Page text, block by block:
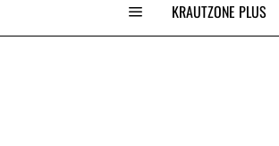
KRAUTZONE PLUS